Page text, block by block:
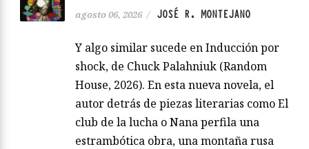
agosto 06, 2026 / JOSÉ R. MONTEJANO
Y algo similar sucede en Inducción por
shock, de Chuck Palahniuk (Random
House, 2026). En esta nueva novela, el
autor detrás de piezas literarias como El
club de la lucha o Nana perfila una
estrambótica obra, una montaña rusa